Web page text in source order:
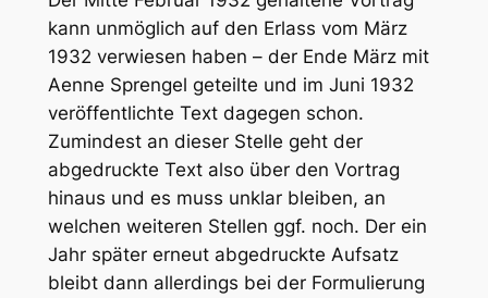
kann unmöglich auf den Erlass vom März
1932 verwiesen haben – der Ende März mit
Aenne Sprengel geteilte und im Juni 1932
veröffentlichte Text dagegen schon.
Zumindest an dieser Stelle geht der
abgedruckte Text also über den Vortrag
hinaus und es muss unklar bleiben, an
welchen weiteren Stellen ggf. noch. Der ein
Jahr später erneut abgedruckte Aufsatz
bleibt dann allerdings bei der Formulierung